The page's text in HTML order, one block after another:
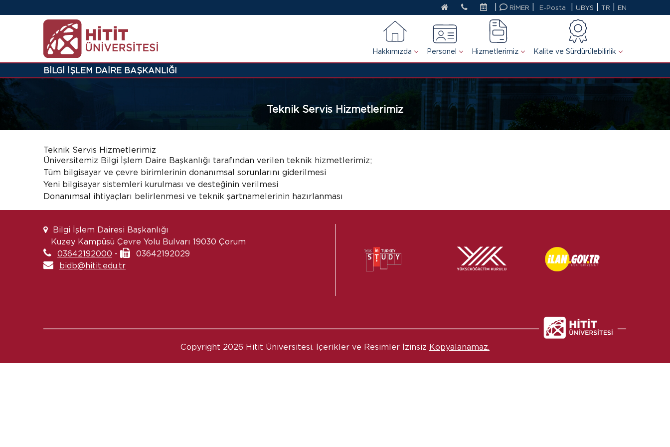
RİMER E-Posta UBYS TR EN
Hakkımızda Personel Hizmetlerimiz Kalite ve Sürdürülebilirlik
BİLGİ İŞLEM DAİRE BAŞKANLIĞI
Teknik Servis Hizmetlerimiz
Teknik Servis Hizmetlerimiz
Üniversitemiz Bilgi İşlem Daire Başkanlığı tarafından verilen teknik hizmetlerimiz;
Tüm bilgisayar ve çevre birimlerinin donanımsal sorunlarını giderilmesi
Yeni bilgisayar sistemleri kurulması ve desteğinin verilmesi
Donanımsal ihtiyaçları belirlenmesi ve teknik şartnamelerinin hazırlanması
Bilgi İşlem Dairesi Başkanlığı
Kuzey Kampüsü Çevre Yolu Bulvarı 19030 Çorum
03642192000 -
03642192029
bidb@hitit.edu.tr
Copyright 2026 Hitit Üniversitesi. İçerikler ve Resimler İzinsiz Kopyalanamaz.